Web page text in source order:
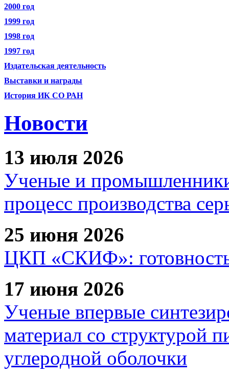
2000 год
1999 год
1998 год
1997 год
Издательская деятельность
Выставки и награды
История ИК СО РАН
Новости
13 июля 2026
Ученые и
процесс производства
25 июня 2026
ЦКП «СКИФ»: готовность
17 июня 2026
Ученые впервые
материал со структурой
углеродной оболочки